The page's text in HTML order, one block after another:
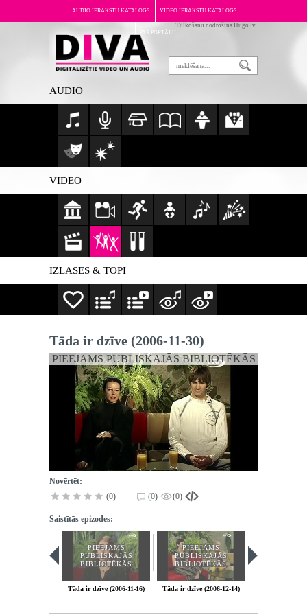
AUDIO IERAKSTU KATALOGS VIDEO IERAKSTU KATALOGS
PAR PORTĀLU
Tulkošanu nodrošina Hugo.lv
AUDIO
VIDEO
IZLASES & TOPI
Tāda ir dzīve (2006-11-30)
PIEEJAMS PUBLISKAJĀS BIBLIOTĒKĀS
Novērtēt:
(0)
(0) (0)
Saistītās epizodes:
PIEEJAMS
PUBLISKAJĀS
BIBLIOTĒKĀS
Tāda ir dzīve (2006-11-16)
PIEEJAMS
PUBLISKAJĀS
BIBLIOTĒKĀS
Tāda ir dzīve (2006-12-14)